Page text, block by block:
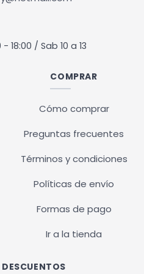
producto
18:00 / Sab 10 a 13
COMPRAR
Cómo comprar
Preguntas frecuentes
Términos y condiciones
Políticas de envío
Formas de pago
Ir a la tienda